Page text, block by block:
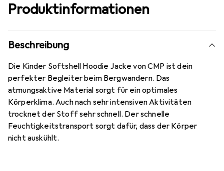
Produktinformationen
Beschreibung
Die Kinder Softshell Hoodie Jacke von CMP ist dein
perfekter Begleiter beim Bergwandern. Das
atmungsaktive Material sorgt für ein optimales
Körperklima. Auch nach sehr intensiven Aktivitäten
trocknet der Stoff sehr schnell. Der schnelle
Feuchtigkeitstransport sorgt dafür, dass der Körper
nicht auskühlt.